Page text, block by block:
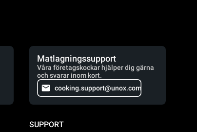
Matlagningssupport
Våra företagskockar hjälper dig gärna
och svarar inom kort.
cooking.support@unox.com
SUPPORT